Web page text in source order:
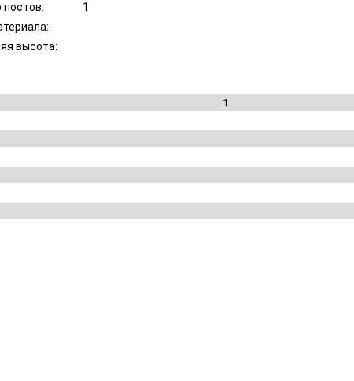
постов:
1
высота:
1